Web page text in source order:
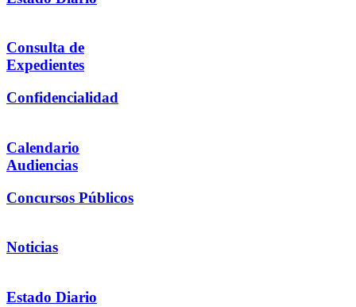
Consulta de
Expedientes
Confidencialidad
Calendario
Audiencias
Concursos Públicos
Noticias
Estado Diario